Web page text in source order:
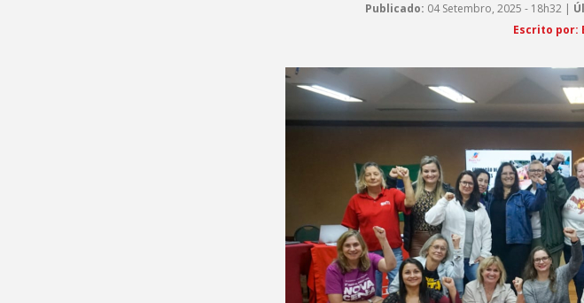
Publicado: 04 Setembro, 2025 - 18h32 |
Escrito por: